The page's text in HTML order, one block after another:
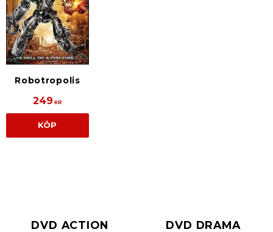
Robotropolis
249 KR
KÖP
DVD ACTION
DVD DRAMA